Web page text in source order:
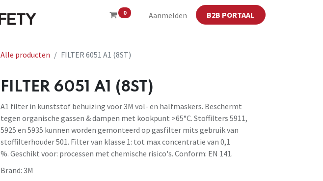
0 Aanmelden B2B PORTAAL
Alle producten FILTER 6051 A1 (8ST)
FILTER 6051 A1 (8ST)
A1 filter in kunststof behuizing voor 3M vol- en halfmaskers. Beschermt
tegen organische gassen & dampen met kookpunt >65°C. Stoffilters 5911,
5925 en 5935 kunnen worden gemonteerd op gasfilter mits gebruik van
stoffilterhouder 501. Filter van klasse 1: tot max concentratie van 0,1
%. Geschikt voor: processen met chemische risico's. Conform: EN 141.
Brand: 3M